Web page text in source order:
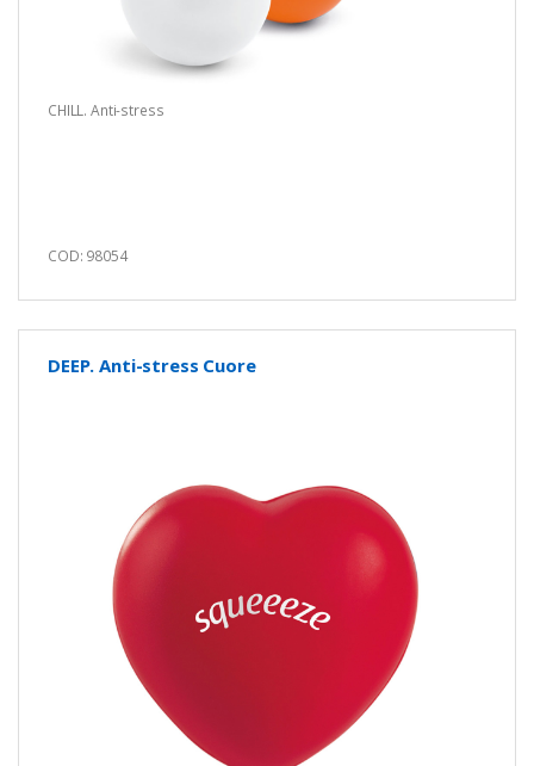
CHILL. Anti-stress
COD: 98054
DEEP. Anti-stress Cuore